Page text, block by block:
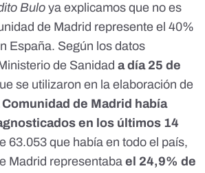
Buloya explicamos que no es
de Madrid represente el 40%
España. Según los datos
de Sanidad a día 25 de
se utilizaron en la elaboración de
Comunidad de Madrid había
en los últimos 14
63.053 que había en todo el país,
Madrid representaba el 24,9% de